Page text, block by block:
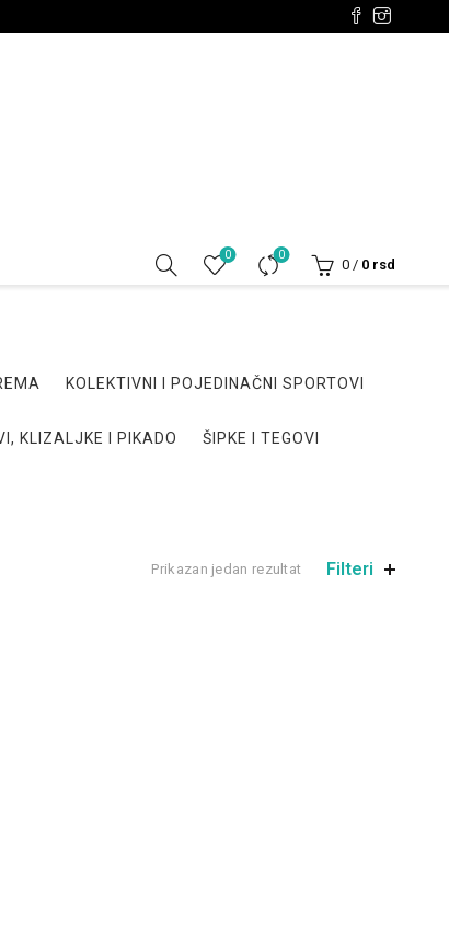
0 0
0 / 0 rsd
KOLEKTIVNI I POJEDINAČNI SPORTOVI
KLIZALJKE I PIKADO ŠIPKE I TEGOVI
Prikazan jedan rezultat Filteri